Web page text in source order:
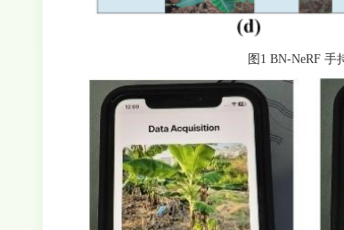
图1 BN-NeRF